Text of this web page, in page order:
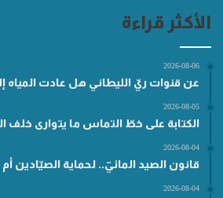
الأكثر قراءة
2026-08-06
عن قنوات ريّ الليطاني هل عادت المياه
2026-08-05
الكتابة على خطّ التماس ما يتوارى خلف
2026-08-04
قانون الصيد المائيّ.. لحماية الصيّادين
2026-08-04